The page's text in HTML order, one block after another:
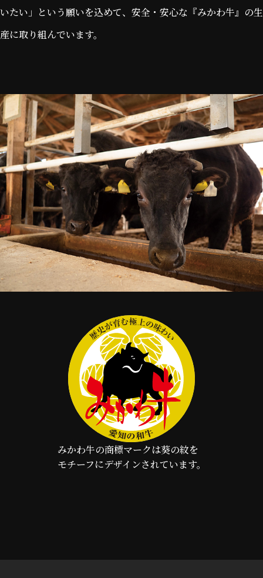
いたい」という願いを込めて、安全・安心な『みかわ牛』の生
産に取り組んでいます。
みかわ牛の商標マークは葵の紋を
モチーフにデザインされています。